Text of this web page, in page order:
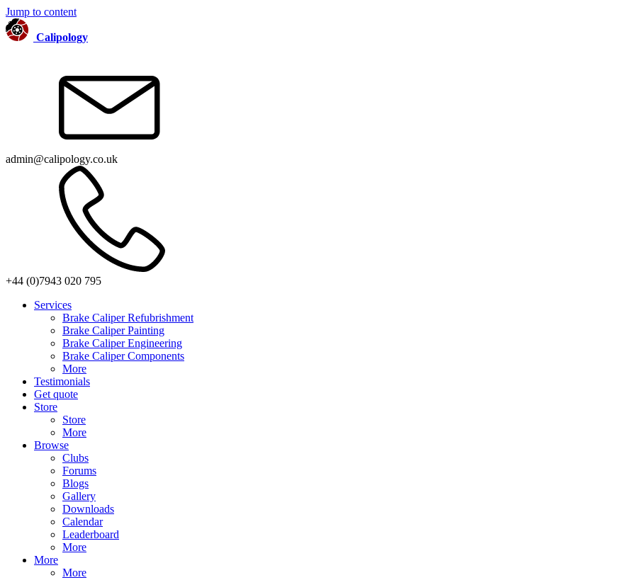
Jump to content
Calipology
admin@calipology.co.uk
+44 (0)7943 020 795
Services
Brake Caliper Refubrishment
Brake Caliper Painting
Brake Caliper Engineering
Brake Caliper Components
More
Testimonials
Get quote
Store
Store
More
Browse
Clubs
Forums
Blogs
Gallery
Downloads
Calendar
Leaderboard
More
More
More